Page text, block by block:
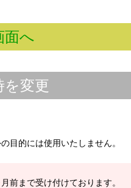
面へ
を変更
目的には使用いたしません。
前まで受け付けております。